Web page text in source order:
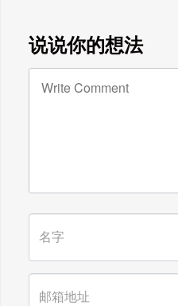
广东雄进｜教师节
快乐!天下老师们身
说说你的想法